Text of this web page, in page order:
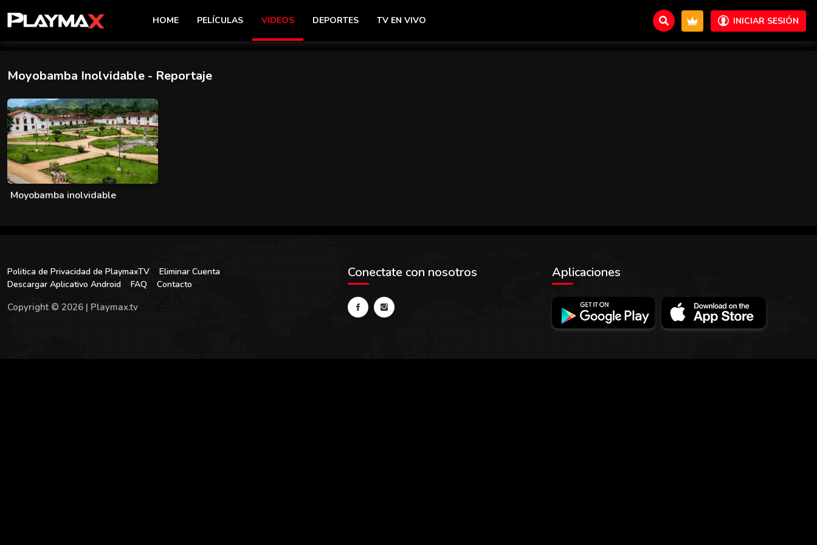
HOME PELÍCULAS VIDEOS DEPORTES TV EN VIVO INICIAR SESIÓN
Moyobamba Inolvidable - Reportaje
Moyobamba inolvidable
Politica de Privacidad de PlaymaxTV
Eliminar Cuenta
Descargar Aplicativo Android
FAQ Contacto
Copyright © 2026 | Playmax.tv
Conectate con nosotros Aplicaciones